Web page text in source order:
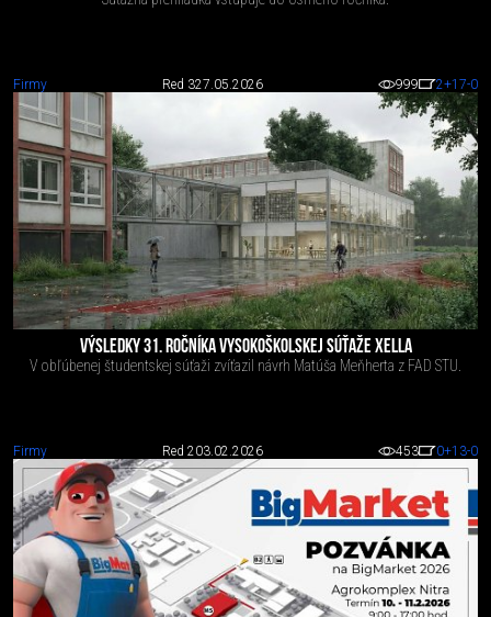
Firmy Red 327.05.2026 999 2+17-0
VÝSLEDKY 31. ROČNÍKA VYSOKOŠKOLSKEJ SÚŤAŽE XELLA
V obľúbenej študentskej súťaži zvíťazil návrh Matúša Meňherta z FAD STU.
Firmy Red 203.02.2026 453 0+13-0